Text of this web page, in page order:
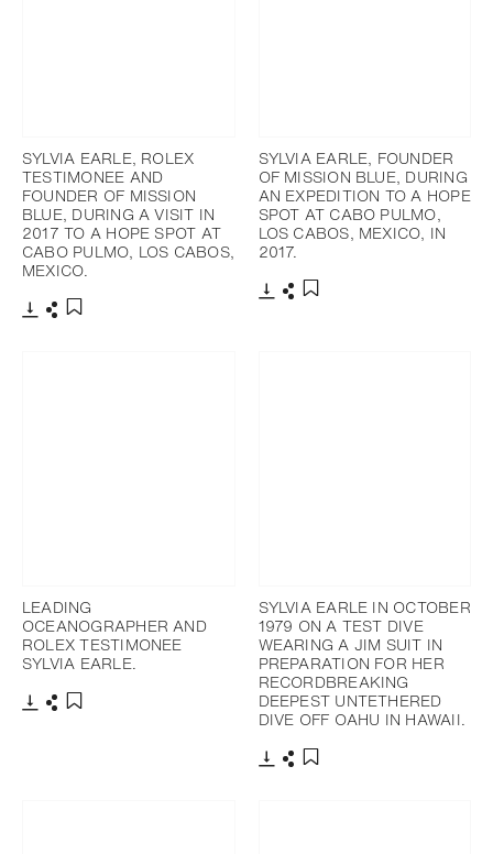
SYLVIA EARLE, ROLEX
TESTIMONEE AND
FOUNDER OF MISSION
BLUE, DURING A VISIT IN
2017 TO A HOPE SPOT AT
CABO PULMO, LOS CABOS,
MEXICO.
SYLVIA EARLE, FOUNDER
OF MISSION BLUE, DURING
AN EXPEDITION TO A HOPE
SPOT AT CABO PULMO,
LOS CABOS, MEXICO, IN
2017.
LEADING
OCEANOGRAPHER AND
ROLEX TESTIMONEE
SYLVIA EARLE.
SYLVIA EARLE IN OCTOBER
1979 ON A TEST DIVE
WEARING A JIM SUIT IN
PREPARATION FOR HER
RECORDBREAKING
DEEPEST UNTETHERED
DIVE OFF OAHU IN HAWAII.